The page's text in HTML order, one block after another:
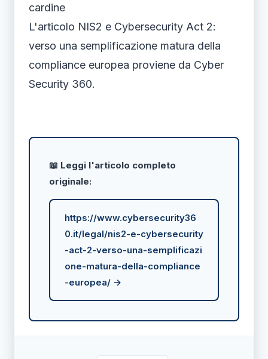
cardine
L'articolo NIS2 e Cybersecurity Act 2:
verso una semplificazione matura della
compliance europea proviene da Cyber
Security 360.
📖 Leggi l'articolo completo
originale:
https://www.cybersecurity36
0.it/legal/nis2-e-cybersecurity
-act-2-verso-una-semplificazi
one-matura-della-compliance
-europea/ →